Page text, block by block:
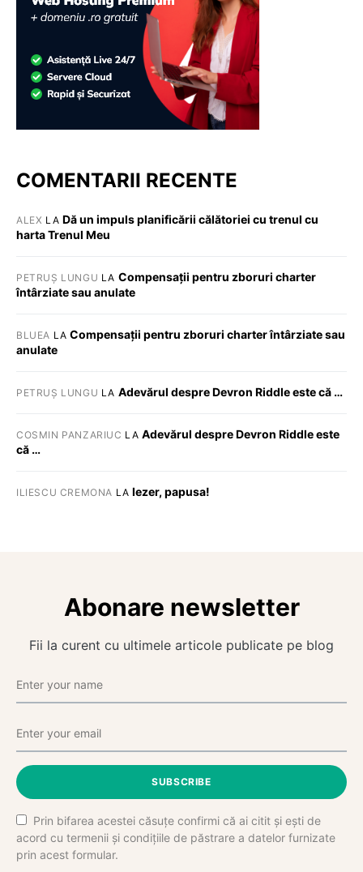
COMENTARII RECENTE
ALEX LA Dă un impuls planificării călătoriei cu trenul cu
harta Trenul Meu
PETRUȘ LUNGU LA Compensații pentru zboruri charter
întârziate sau anulate
BLUEA LACompensații pentru zboruri charter întârziate sau
anulate
PETRUȘ LUNGU LA Adevărul despre Devron Riddle este că …
COSMIN PANZARIUC LA Adevărul despre Devron Riddle este
că …
ILIESCU CREMONA LA Iezer, papusa!
Abonare newsletter
Fii la curent cu ultimele articole publicate pe blog
SUBSCRIBE
Prin bifarea acestei căsuțe confirmi că ai citit și ești de
acord cu termenii și condițiile de păstrare a datelor furnizate
prin acest formular.